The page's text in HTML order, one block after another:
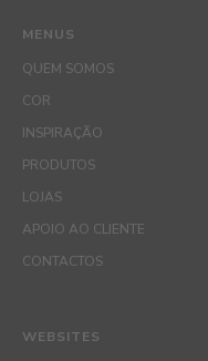
MENUS
QUEM SOMOS
COR
INSPIRAÇÃO
PRODUTOS
LOJAS
APOIO AO CLIENTE
CONTACTOS
WEBSITES